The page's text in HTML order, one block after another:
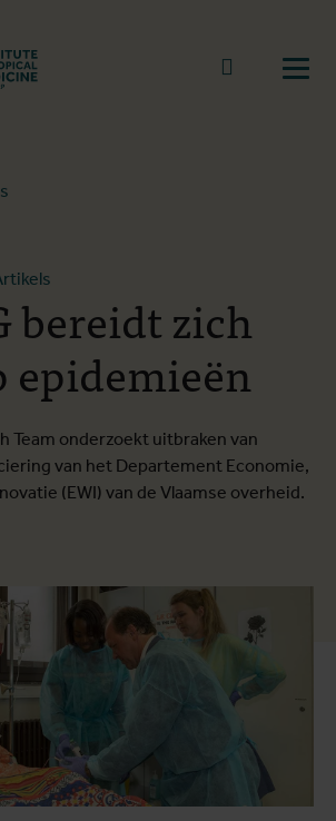
Terug naar start
Naar
bereidt zich
epidemieën
Team onderzoekt uitbraken van
van het Departement Economie,
(EWI) van de Vlaamse overheid.